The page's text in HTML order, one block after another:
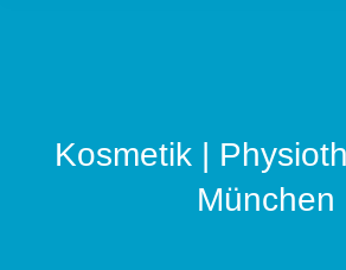
Kosmetik |
München
Sie befinden sich